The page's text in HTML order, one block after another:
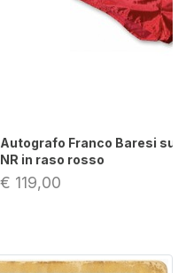
pantaloncini vintage